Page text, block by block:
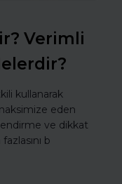
Verimli
kullanarak
eden
ve dikkat
b